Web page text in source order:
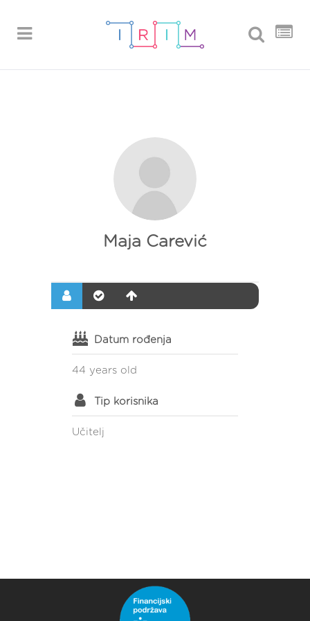
Maja Carević
Datum rođenja
44 years old
Tip korisnika
Učitelj